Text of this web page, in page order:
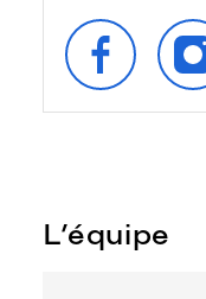
SUR
FACEBOOK
SUR
L’équipe